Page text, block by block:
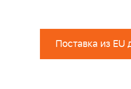
Поставка из EU